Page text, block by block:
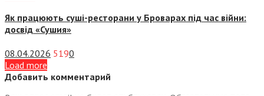
Як працюють суші-ресторани у Броварах під час війни:
досвід «Сушия»
08.04.2026 5190
Load more
Добавить комментарий